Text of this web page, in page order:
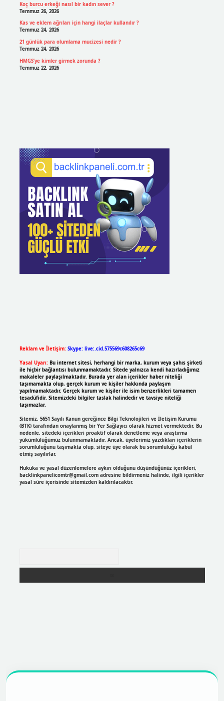
Koç burcu erkeği nasıl bir kadın sever ?
Temmuz 26, 2026
Kas ve eklem ağrıları için hangi ilaçlar kullanılır ?
Temmuz 24, 2026
21 günlük para olumlama mucizesi nedir ?
Temmuz 24, 2026
HMGS’ye kimler girmek zorunda ?
Temmuz 22, 2026
Reklam ve İletişim: Skype: live:.cid.575569c608265c69
Yasal Uyarı: Bu internet sitesi, herhangi bir marka, kurum veya şahıs şirketi
ile hiçbir bağlantısı bulunmamaktadır. Sitede yalnızca kendi hazırladığımız
makaleler paylaşılmaktadır. Burada yer alan içerikler haber niteliği
taşımamakta olup, gerçek kurum ve kişiler hakkında paylaşım
yapılmamaktadır. Gerçek kurum ve kişiler ile isim benzerlikleri tamamen
tesadüfidir. Sitemizdeki bilgiler taslak halindedir ve tavsiye niteliği
taşımazlar.
Sitemiz, 5651 Sayılı Kanun gereğince Bilgi Teknolojileri ve İletişim Kurumu
(BTK) tarafından onaylanmış bir Yer Sağlayıcı olarak hizmet vermektedir. Bu
nedenle, sitedeki içerikleri proaktif olarak denetleme veya araştırma
yükümlülüğümüz bulunmamaktadır. Ancak, üyelerimiz yazdıkları içeriklerin
sorumluluğunu taşımakta olup, siteye üye olarak bu sorumluluğu kabul
etmiş sayılırlar.
Hukuka ve yasal düzenlemelere aykırı olduğunu düşündüğünüz içerikleri,
backlinkpanelicomtr@gmail.comadresine bildirmeniz halinde, ilgili içerikler
yasal süre içerisinde sitemizden kaldırılacaktır.